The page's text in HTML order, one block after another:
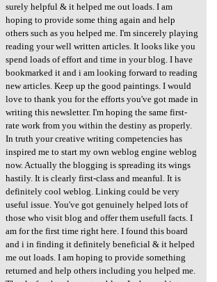
surely helpful & it helped me out loads. I am
hoping to provide some thing again and help
others such as you helped me. I'm sincerely playing
reading your well written articles. It looks like you
spend loads of effort and time in your blog. I have
bookmarked it and i am looking forward to reading
new articles. Keep up the good paintings. I would
love to thank you for the efforts you've got made in
writing this newsletter. I'm hoping the same first-
rate work from you within the destiny as properly.
In truth your creative writing competencies has
inspired me to start my own weblog engine weblog
now. Actually the blogging is spreading its wings
hastily. It is clearly first-class and meanful. It is
definitely cool weblog. Linking could be very
useful issue. You've got genuinely helped lots of
those who visit blog and offer them usefull facts. I
am for the first time right here. I found this board
and i in finding it definitely beneficial & it helped
me out loads. I am hoping to provide something
returned and help others including you helped me.